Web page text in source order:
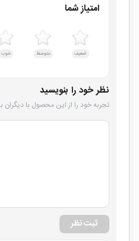
امتیاز شما
ضعیف متوسط خوب
نظر خود را بنویسید
تجربه خود را از این محصول با دیگران
ثبت نظر